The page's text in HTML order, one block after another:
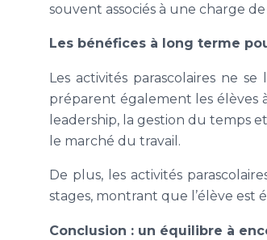
souvent associés à une charge
Les bénéfices à long terme
Les activités parascolaires ne
préparent également les élèves
leadership, la gestion du temps
le marché du travail.
De plus, les activités
stages, montrant que l’élève est
Conclusion : un équilibre à